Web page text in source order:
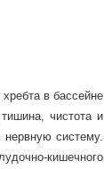
в бассейне
чистота и
систему.
кишечного